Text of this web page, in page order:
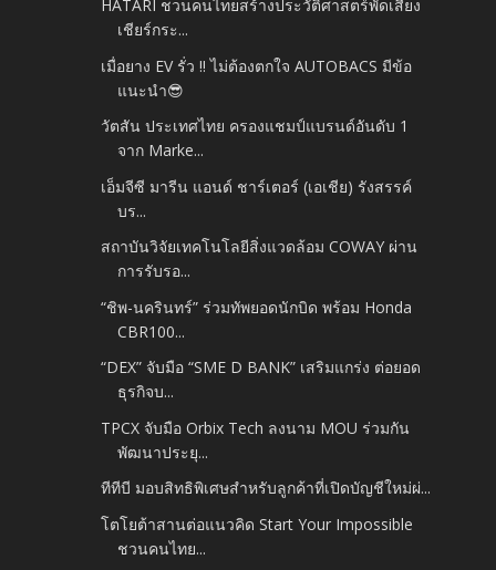
HATARI ชวนคนไทยสร้างประวัติศาสตร์พัดเสียง
เชียร์กระ...
เมื่อยาง EV รั่ว !! ไม่ต้องตกใจ AUTOBACS มีข้อ
แนะนำ😎
วัตสัน ประเทศไทย ครองแชมป์แบรนด์อันดับ 1
จาก Marke...
เอ็มจีซี มารีน แอนด์ ชาร์เตอร์ (เอเชีย) รังสรรค์
บร...
สถาบันวิจัยเทคโนโลยีสิ่งแวดล้อม COWAY ผ่าน
การรับรอ...
“ชิพ-นครินทร์” ร่วมทัพยอดนักบิด พร้อม Honda
CBR100...
“DEX” จับมือ “SME D BANK” เสริมแกร่ง ต่อยอด
ธุรกิจบ...
TPCX จับมือ Orbix Tech ลงนาม MOU ร่วมกัน
พัฒนาประยุ...
ทีทีบี มอบสิทธิพิเศษสำหรับลูกค้าที่เปิดบัญชีใหม่ผ่...
โตโยต้าสานต่อแนวคิด Start Your Impossible
ชวนคนไทย...